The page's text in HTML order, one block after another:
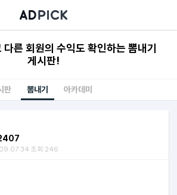
른 회원의 수익도 확인하는 뽐내기
게시판!
판 뽐내기 아카데미
07:34 조회:246